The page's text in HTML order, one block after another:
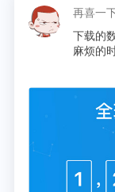
员。
想起A君给我
我真心相信他
2.不服就是干
据很准确，为写f分
哈哈